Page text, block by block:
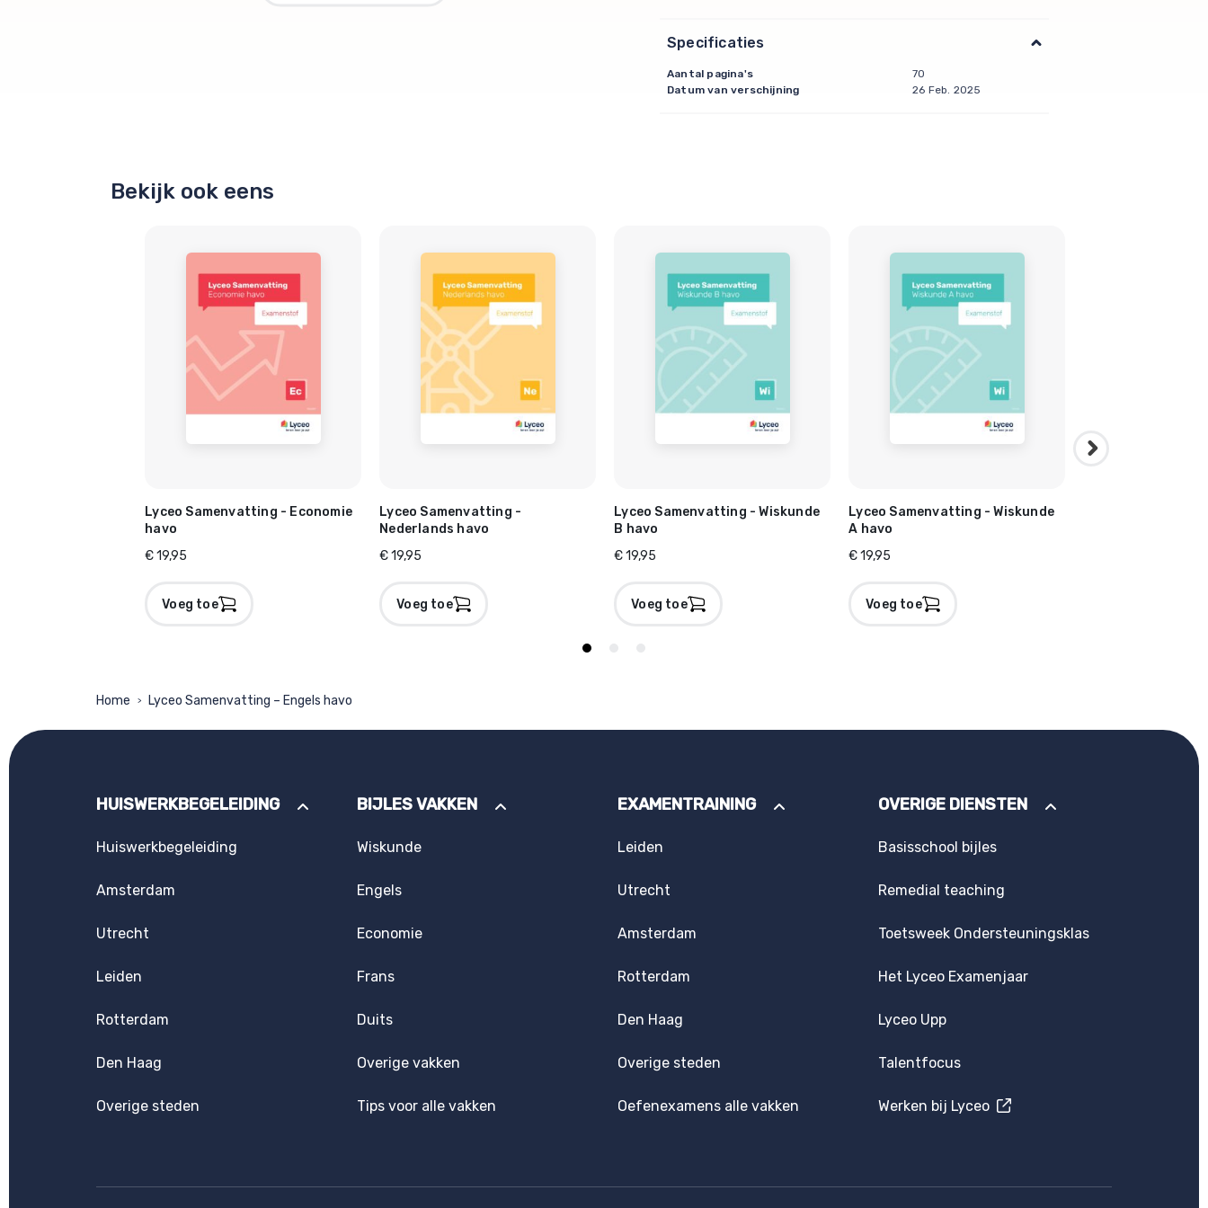
Specificaties
Aantal pagina's
70
Datum van verschijning
26 Feb. 2025
Bekijk ook eens
Lyceo Samenvatting - Economie
havo
€ 19,95
Voeg toe
Lyceo Samenvatting -
Nederlands havo
€ 19,95
Voeg toe
Lyceo Samenvatting - Wiskunde
B havo
€ 19,95
Voeg toe
Lyceo Samenvatting - Wiskunde
A havo
€ 19,95
Voeg toe
Home > Lyceo Samenvatting – Engels havo
HUISWERKBEGELEIDING
Huiswerkbegeleiding
Amsterdam
Utrecht
Leiden
Rotterdam
Den Haag
Overige steden
BIJLES VAKKEN
Wiskunde
Engels
Economie
Frans
Duits
Overige vakken
Tips voor alle vakken
EXAMENTRAINING
Leiden
Utrecht
Amsterdam
Rotterdam
Den Haag
Overige steden
Oefenexamens alle vakken
OVERIGE DIENSTEN
Basisschool bijles
Remedial teaching
Toetsweek Ondersteuningsklas
Het Lyceo Examenjaar
Lyceo Upp
Talentfocus
Werken bij Lyceo